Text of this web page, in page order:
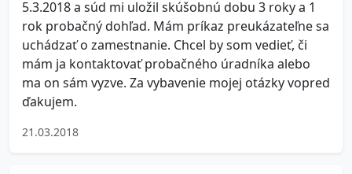
5.3.2018 a súd mi uložil skúšobnú dobu 3 roky a 1
rok probačný dohľad. Mám príkaz preukázateľne sa
uchádzať o zamestnanie. Chcel by som vedieť, či
mám ja kontaktovať probačného úradníka alebo
ma on sám vyzve. Za vybavenie mojej otázky vopred
ďakujem.
21.03.2018